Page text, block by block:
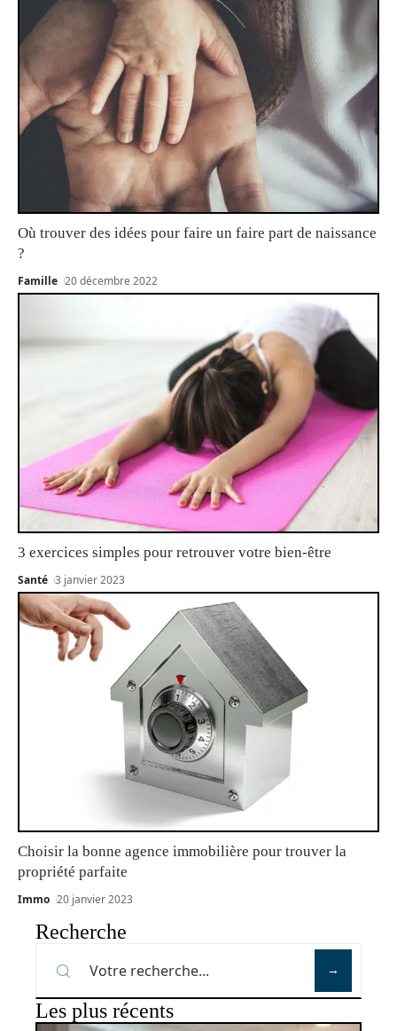
Où trouver des idées pour faire un faire part de naissance
?
Famille 20 décembre 2022
3 exercices simples pour retrouver votre bien-être
Santé 3 janvier 2023
Choisir la bonne agence immobilière pour trouver la
propriété parfaite
Immo 20 janvier 2023
Recherche
Les plus récents